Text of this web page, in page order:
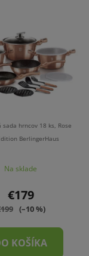
sada hrncov 18 ks, Rose
BerlingerHaus
Na sklade
€179
(–10 %)
KOŠÍKA